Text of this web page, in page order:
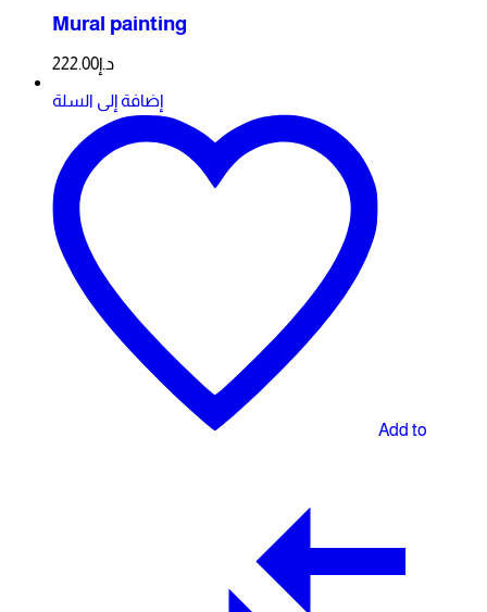
Mural painting
د.إ222.00
إضافة إلى السلة
Add to